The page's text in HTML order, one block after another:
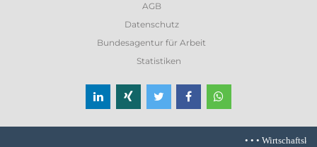
AGB
Datenschutz
Bundesagentur für Arbeit
Statistiken
• • •